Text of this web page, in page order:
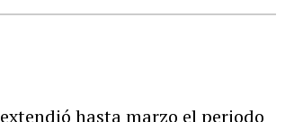
extendió hasta marzo el periodo